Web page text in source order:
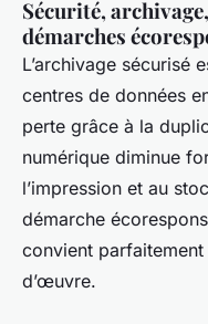
Sécurité,
démarches
L’archivage sécurisé
centres de données
perte grâce à la
numérique diminue
l’impression et au
démarche
convient
d’œuvre.